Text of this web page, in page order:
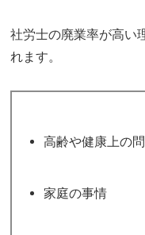
社労士の廃業率が高い
れます。
高齢や健康上の
家庭の事情